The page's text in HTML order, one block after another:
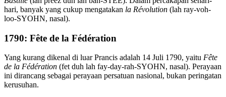
hari, banyak yang cukup mengatakan la Révolution (lah ray-voh-
loo-SYOHN, nasal).
1790: Fête de la Fédération
Yang kurang dikenal di luar Prancis adalah 14 Juli 1790, yaitu Fête
de la Fédération (fet duh lah fay-day-rah-SYOHN, nasal). Perayaan
ini dirancang sebagai perayaan persatuan nasional, bukan peringatan
kerusuhan.